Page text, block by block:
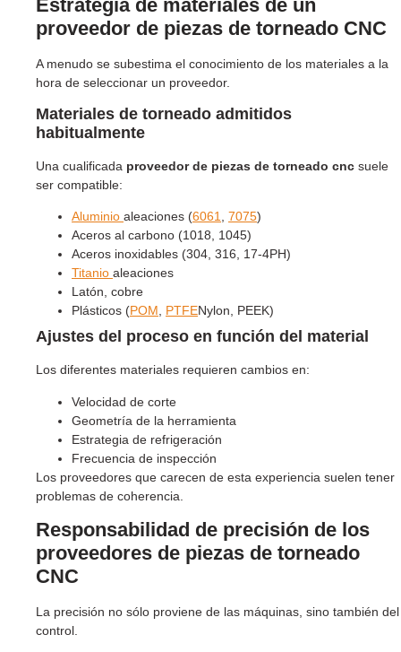
Estrategia de materiales de un
proveedor de piezas de torneado CNC
A menudo se subestima el conocimiento de los materiales a la
hora de seleccionar un proveedor.
Materiales de torneado admitidos
habitualmente
Una cualificada proveedor de piezas de torneado cnc suele
ser compatible:
Aluminio aleaciones (6061, 7075)
Aceros al carbono (1018, 1045)
Aceros inoxidables (304, 316, 17-4PH)
Titanio aleaciones
Latón, cobre
Plásticos (POM, PTFENylon, PEEK)
Ajustes del proceso en función del material
Los diferentes materiales requieren cambios en:
Velocidad de corte
Geometría de la herramienta
Estrategia de refrigeración
Frecuencia de inspección
Los proveedores que carecen de esta experiencia suelen tener
problemas de coherencia.
Responsabilidad de precisión de los
proveedores de piezas de torneado
CNC
La precisión no sólo proviene de las máquinas, sino también del
control.